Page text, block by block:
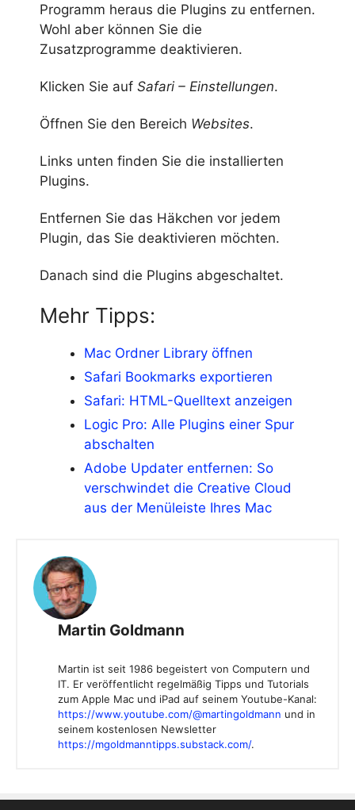
Programm heraus die Plugins zu entfernen.
Wohl aber können Sie die
Zusatzprogramme deaktivieren.
Klicken Sie auf Safari – Einstellungen.
Öffnen Sie den Bereich Websites.
Links unten finden Sie die installierten
Plugins.
Entfernen Sie das Häkchen vor jedem
Plugin, das Sie deaktivieren möchten.
Danach sind die Plugins abgeschaltet.
Mehr Tipps:
Mac Ordner Library öffnen
Safari Bookmarks exportieren
Safari: HTML-Quelltext anzeigen
Logic Pro: Alle Plugins einer Spur
abschalten
Adobe Updater entfernen: So
verschwindet die Creative Cloud
aus der Menüleiste Ihres Mac
Martin Goldmann
Martin ist seit 1986 begeistert von Computern und
IT. Er veröffentlicht regelmäßig Tipps und Tutorials
zum Apple Mac und iPad auf seinem Youtube-Kanal:
https://www.youtube.com/@martingoldmann und in
seinem kostenlosen Newsletter
https://mgoldmanntipps.substack.com/.